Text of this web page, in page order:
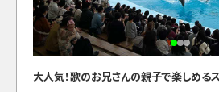
大人気！歌のお兄さんの親子で楽しめる